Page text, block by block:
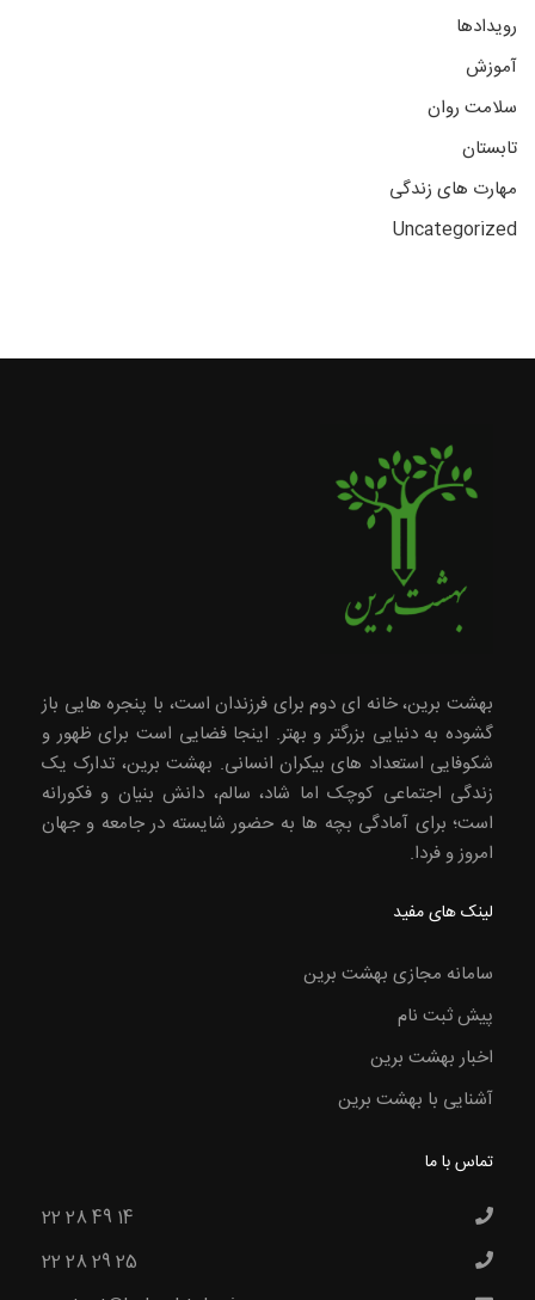
رویدادها
آموزش
سلامت روان
تابستان
مهارت های زندگی
Uncategorized
بهشت برین، خانه ای دوم برای فرزندان است، با پنجره هایی باز
گشوده به دنیایی بزرگتر و بهتر. اینجا فضایی است برای ظهور و
شکوفایی استعداد های بیکران انسانی. بهشت برین، تدارک یک
زندگی اجتماعی کوچک اما شاد، سالم، دانش بنیان و فکورانه
است؛ برای آمادگی بچه ها به حضور شایسته در جامعه و جهان
امروز و فردا.
لینک های مفید
سامانه مجازی بهشت برین
پیش ثبت نام
اخبار بهشت برین
آشنایی با بهشت برین
تماس با ما
22 28 49 14
22 28 29 25